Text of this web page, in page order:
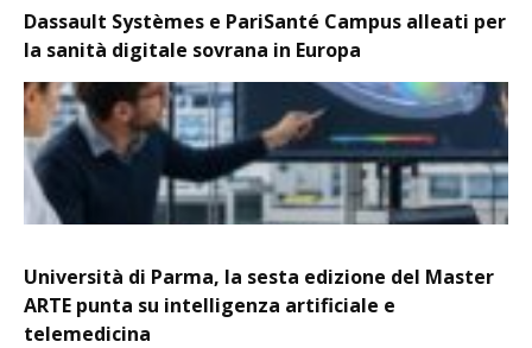
Dassault Systèmes e PariSanté Campus alleati per
la sanità digitale sovrana in Europa
Università di Parma, la sesta edizione del Master
ARTE punta su intelligenza artificiale e
telemedicina